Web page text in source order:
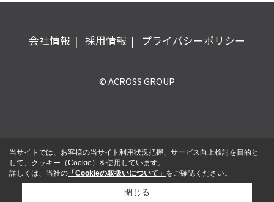
会社情報 採用情報 プライバシーポリシー
© ACROSS GROUP
当サイトでは、お客様の当サイト利用状況把握、サービス向上検討を目的と
して、クッキー（Cookie）を使用しています。
詳しくは、当社の 「Cookieの取扱いについて」 をご確認ください。
閉じる